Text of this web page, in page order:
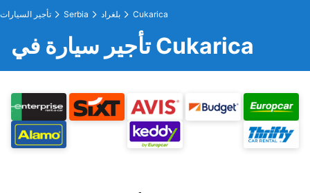
تأجير السيارات Serbia بلغراد Cukarica
تأجير سيارة في Cukarica